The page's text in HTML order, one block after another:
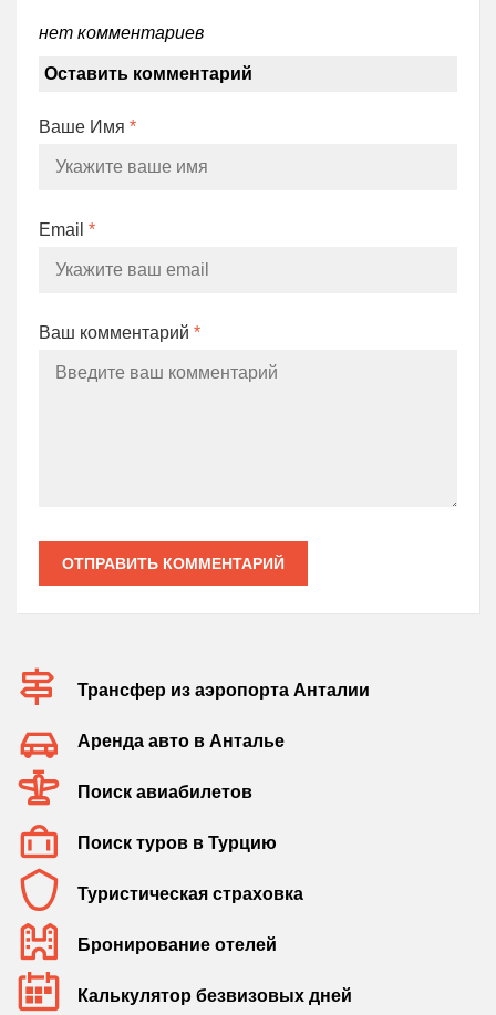
нет комментариев
Оставить комментарий
Ваше Имя *
Email *
Ваш комментарий *
ОТПРАВИТЬ КОММЕНТАРИЙ
Трансфер из аэропорта Анталии
Аренда авто в Анталье
Поиск авиабилетов
Поиск туров в Турцию
Туристическая страховка
Бронирование отелей
Калькулятор безвизовых дней